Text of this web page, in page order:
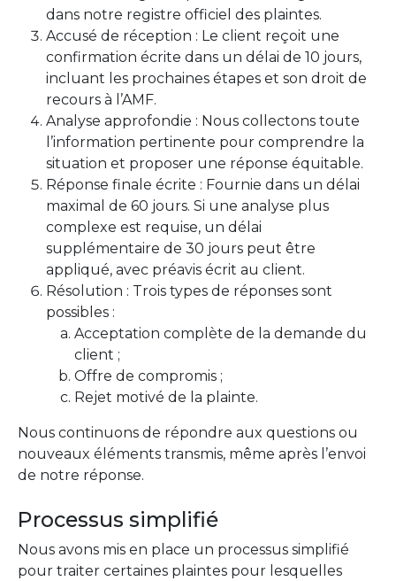
dans notre registre officiel des plaintes.
Accusé de réception : Le client reçoit une
confirmation écrite dans un délai de 10 jours,
incluant les prochaines étapes et son droit de
recours à l’AMF.
Analyse approfondie : Nous collectons toute
l’information pertinente pour comprendre la
situation et proposer une réponse équitable.
Réponse finale écrite : Fournie dans un délai
maximal de 60 jours. Si une analyse plus
complexe est requise, un délai
supplémentaire de 30 jours peut être
appliqué, avec préavis écrit au client.
Résolution : Trois types de réponses sont
possibles :
Acceptation complète de la demande du
client ;
Offre de compromis ;
Rejet motivé de la plainte.
Nous continuons de répondre aux questions ou
nouveaux éléments transmis, même après l’envoi
de notre réponse.
Processus simplifié
Nous avons mis en place un processus simplifié
pour traiter certaines plaintes pour lesquelles